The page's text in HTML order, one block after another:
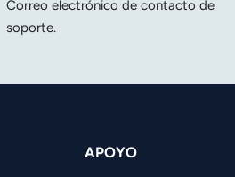
Correo electrónico de contacto de
soporte.
APOYO